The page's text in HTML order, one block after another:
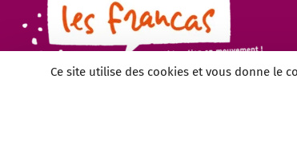
Ce site utilise des cookies et vous donne le